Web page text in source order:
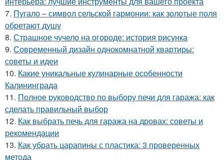
7. Пугало – символ сельской гармонии: как золотые поля
обретают душу
8. Страшное чучело на огороде: история рисунка
9. Современный дизайн однокомнатной квартиры:
советы и идеи
10. Какие уникальные кулинарные особенности
Калининграда
11. Полное руководство по выбору печи для гаража: как
сделать правильный выбор
12. Как выбрать печь для гаража на дровах: советы и
рекомендации
13. Как убрать царапины с пластика: 3 проверенных
метода